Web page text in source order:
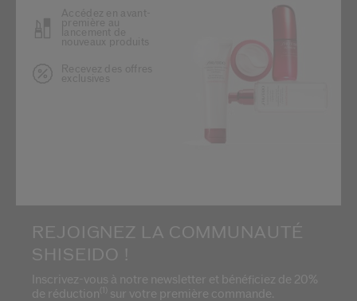
REJOIGNEZ LA COMMUNAUTÉ
SHISEIDO !
Inscrivez-vous à notre newsletter et bénéficiez de 20%
de réduction
sur votre première commande.